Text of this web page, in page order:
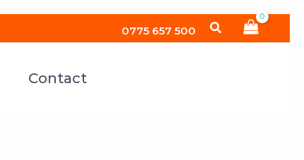
0775 657 500 Search
Contact